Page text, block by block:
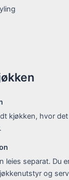
kjøkken, hvor
leies separat. Du
og